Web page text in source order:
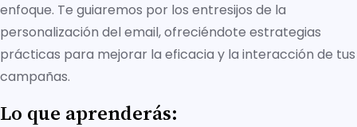
enfoque. Te guiaremos por los entresijos de la
personalización del email, ofreciéndote estrategias
prácticas para mejorar la eficacia y la interacción de tus
campañas.
Lo que aprenderás: